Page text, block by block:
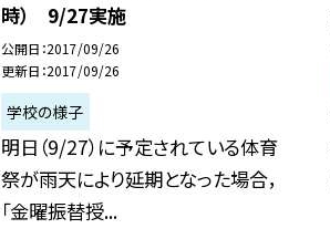
時） 9/27実施
公開日 2017/09/26
更新日 2017/09/26
学校の様子
明日（9/27）に予定されている体育
祭が雨天により延期となった場合，
「金曜振替授...